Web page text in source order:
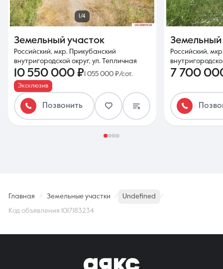
1/4
Земельный участок
Российский, мкр. Прикубанский
внутригородской округ, ул. Тепличная
10 550 000 ₽1 055 000 ₽/сот.
Эксклюзив
Позвонить
Земельный
Российский,
7 700
Главная Земельные участки Undefined
Код объявления 1017183234